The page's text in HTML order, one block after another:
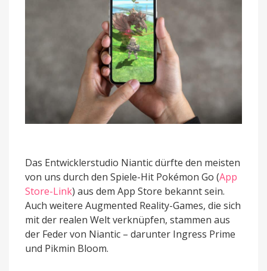
Das Entwicklerstudio Niantic dürfte den meisten
von uns durch den Spiele-Hit Pokémon Go (App
Store-Link) aus dem App Store bekannt sein.
Auch weitere Augmented Reality-Games, die sich
mit der realen Welt verknüpfen, stammen aus
der Feder von Niantic – darunter Ingress Prime
und Pikmin Bloom.